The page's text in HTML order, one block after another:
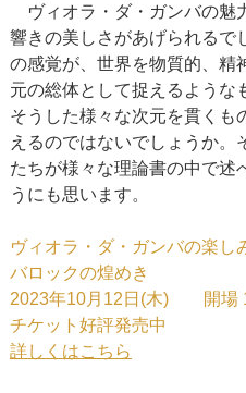
ヴィオラ・ダ・ガンバの魅
響きの美しさがあげられるで
の感覚が、世界を物質的、精
元の総体として捉えるような
そうした様々な次元を貫くも
えるのではないでしょうか。
たちが様々な理論書の中で述
うにも思います。
ヴィオラ・ダ・ガンバの楽
バロックの煌めき
2023年10月12日(木) 開場
チケット好評発売中
詳しくはこちら